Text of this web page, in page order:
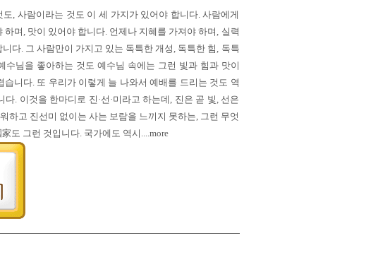
, 사람이라는 것도 이 세 가지가 있어야 합니다. 사람에게
며, 맛이 있어야 합니다. 언제나 지혜를 가져야 하며, 실력
다. 그 사람만이 가지고 있는 독특한 개성, 독특한 힘, 독특
수님을 좋아하는 것도 예수님 속에는 그런 빛과 힘과 맛이
니다. 또 우리가 이렇게 늘 나와서 예배를 드리는 것도 역
. 이것을 한마디로 진·선·미라고 하는데, 진은 곧 빛, 선은
하고 진선미 없이는 사는 보람을 느끼지 못하는, 그런 무엇
도 그런 것입니다. 국가에도 역시....more